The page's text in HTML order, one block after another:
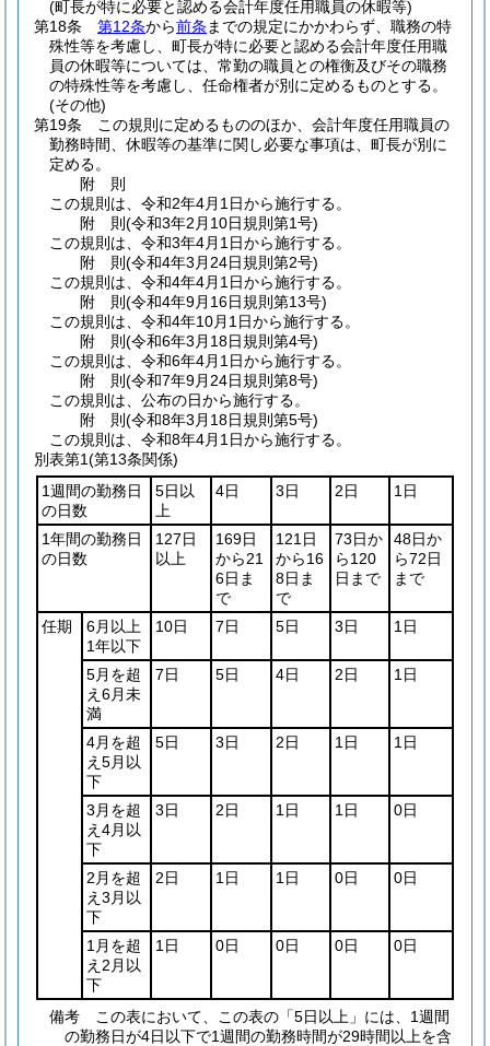
(町長が特に必要と認める会計年度任用職員の休暇等)
第18条
第12条から前条 までの規定にかかわらず、職務の特
殊性等を考慮し、町長が特に必要と認める会計年度任用職
員の休暇等については、常勤の職員との権衡及びその職務
の特殊性等を考慮し、任命権者が別に定めるものとする。
(その他)
第19条
この規則に定めるもののほか、会計年度任用職員の
勤務時間、休暇等の基準に関し必要な事項は、町長が別に
定める。
附 則
この規則は、令和2年4月1日から施行する。
附 則(令和3年2月10日規則第1号)
この規則は、令和3年4月1日から施行する。
附 則(令和4年3月24日規則第2号)
この規則は、令和4年4月1日から施行する。
附 則(令和4年9月16日規則第13号)
この規則は、令和4年10月1日から施行する。
附 則(令和6年3月18日規則第4号)
この規則は、令和6年4月1日から施行する。
附 則(令和7年9月24日規則第8号)
この規則は、公布の日から施行する。
附 則(令和8年3月18日規則第5号)
この規則は、令和8年4月1日から施行する。
別表第1(第13条関係)
1週間の勤務日
の日数
5日以
上
4日 3日 2日 1日
1年間の勤務日
の日数
127日
以上
169日
から21
6日ま
で
121日
から16
8日ま
で
73日か
ら120
日まで
48日か
ら72日
まで
任期
6月以上
1年以下
10日 7日 5日 3日 1日
5月を超
え6月未
満
7日 5日 4日 2日 1日
4月を超
え5月以
下
5日 3日 2日 1日 1日
3月を超
え4月以
下
3日 2日 1日 1日 0日
2月を超
え3月以
下
2日 1日 1日 0日 0日
1月を超
え2月以
下
1日 0日 0日 0日 0日
備考 この表において、この表の「5日以上」には、1週間
の勤務日が4日以下で1週間の勤務時間が29時間以上を含